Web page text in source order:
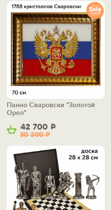
42 700 Р
50 300Р
Панно Сваровски "Золотой
Орел"